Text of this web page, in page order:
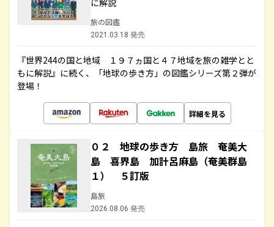
に解説
旅の図鑑
2021.03.18 発売
『世界244の国と地域 １９７ヵ国と４７地域を旅の雑学とと
もに解説』に続く、「地球の歩き方」の図鑑シリーズ第２弾が
登場！
詳細を見る
０２ 地球の歩き方 島旅 奄美大
島 喜界島 加計呂麻島（奄美群島
１） ５訂版
島旅
2026.08.06 発売